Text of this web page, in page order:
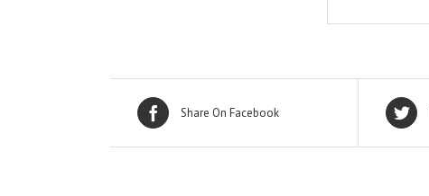
Share On Facebook